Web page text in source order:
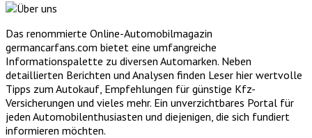
Das renommierte Online-Automobilmagazin
germancarfans.com bietet eine umfangreiche
Informationspalette zu diversen Automarken. Neben
detaillierten Berichten und Analysen finden Leser hier wertvolle
Tipps zum Autokauf, Empfehlungen für günstige Kfz-
Versicherungen und vieles mehr. Ein unverzichtbares Portal für
jeden Automobilenthusiasten und diejenigen, die sich fundiert
informieren möchten.